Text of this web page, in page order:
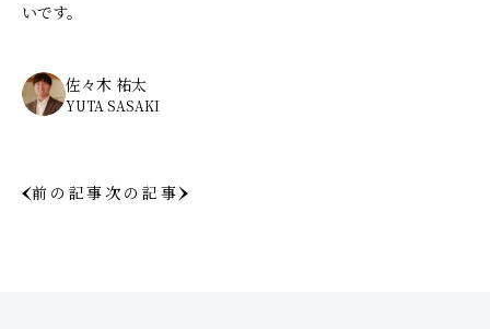
いです。
佐々木 祐太
YUTA SASAKI
前の記事次の記事